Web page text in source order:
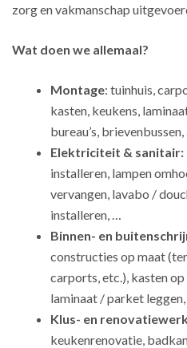
zorg en vakmanschap
Wat doen we allemaal?
Montage: tuinhuis,
kasten, keukens,
bureau’s,
Elektriciteit & sanitair:
installeren, lampen
vervangen, lavabo /
installeren, …
Binnen- en
constructies op maat
carports, etc.), kasten
laminaat / parket
Klus- en
keukenrenovatie,